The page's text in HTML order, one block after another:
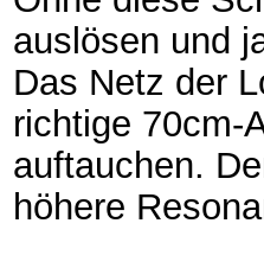
auslösen und
Das Netz der
richtige 70cm-
auftauchen.
höhere